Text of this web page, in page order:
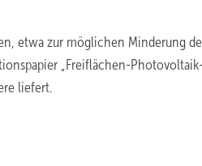
etwa zur möglichen Minderung
„Freiflächen-
liefert.